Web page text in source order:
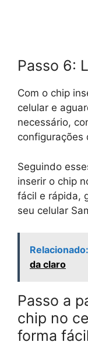
Passo 6:
Com o chip
celular e
necessário,
configurações
Seguindo
inserir o chip
fácil e rápida,
seu celular
Relacionado:
da claro
Passo a
chip no
forma